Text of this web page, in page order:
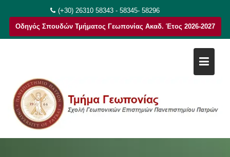
στο
περιεχόμενο
(+30) 26310 58343 - 58345- 58296
Οδηγός Σπουδών Τμήματος Γεωπονίας Ακαδ. Έτος 2026-2027